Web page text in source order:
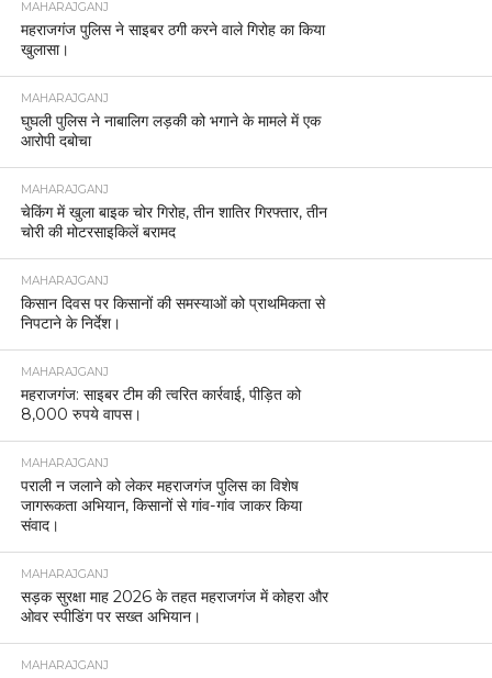
MAHARAJGANJ
महराजगंज पुलिस ने साइबर ठगी करने वाले गिरोह का किया
खुलासा।
MAHARAJGANJ
घुघली पुलिस ने नाबालिग लड़की को भगाने के मामले में एक
आरोपी दबोचा
MAHARAJGANJ
चेकिंग में खुला बाइक चोर गिरोह, तीन शातिर गिरफ्तार, तीन
चोरी की मोटरसाइकिलें बरामद
MAHARAJGANJ
किसान दिवस पर किसानों की समस्याओं को प्राथमिकता से
निपटाने के निर्देश।
MAHARAJGANJ
महराजगंज: साइबर टीम की त्वरित कार्रवाई, पीड़ित को
8,000 रुपये वापस।
MAHARAJGANJ
पराली न जलाने को लेकर महराजगंज पुलिस का विशेष
जागरूकता अभियान, किसानों से गांव-गांव जाकर किया
संवाद।
MAHARAJGANJ
सड़क सुरक्षा माह 2026 के तहत महराजगंज में कोहरा और
ओवर स्पीडिंग पर सख्त अभियान।
MAHARAJGANJ